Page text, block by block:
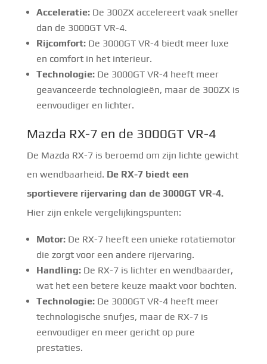
Acceleratie:De 300ZX accelereert vaak sneller
dan de 3000GT VR-4.
Rijcomfort:De 3000GT VR-4 biedt meer luxe
en comfort in het interieur.
Technologie:De 3000GT VR-4 heeft meer
geavanceerde technologieën, maar de 300ZX is
eenvoudiger en lichter.
Mazda RX-7 en de 3000GT VR-4
De Mazda RX-7 is beroemd om zijn lichte gewicht
en wendbaarheid. De RX-7 biedt een
sportievere rijervaring dan de 3000GT VR-4.
Hier zijn enkele vergelijkingspunten:
Motor:De RX-7 heeft een unieke rotatiemotor
die zorgt voor een andere rijervaring.
Handling:De RX-7 is lichter en wendbaarder,
wat het een betere keuze maakt voor bochten.
Technologie:De 3000GT VR-4 heeft meer
technologische snufjes, maar de RX-7 is
eenvoudiger en meer gericht op pure
prestaties.